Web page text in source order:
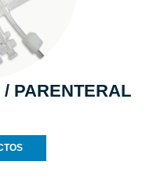
PARENTERAL